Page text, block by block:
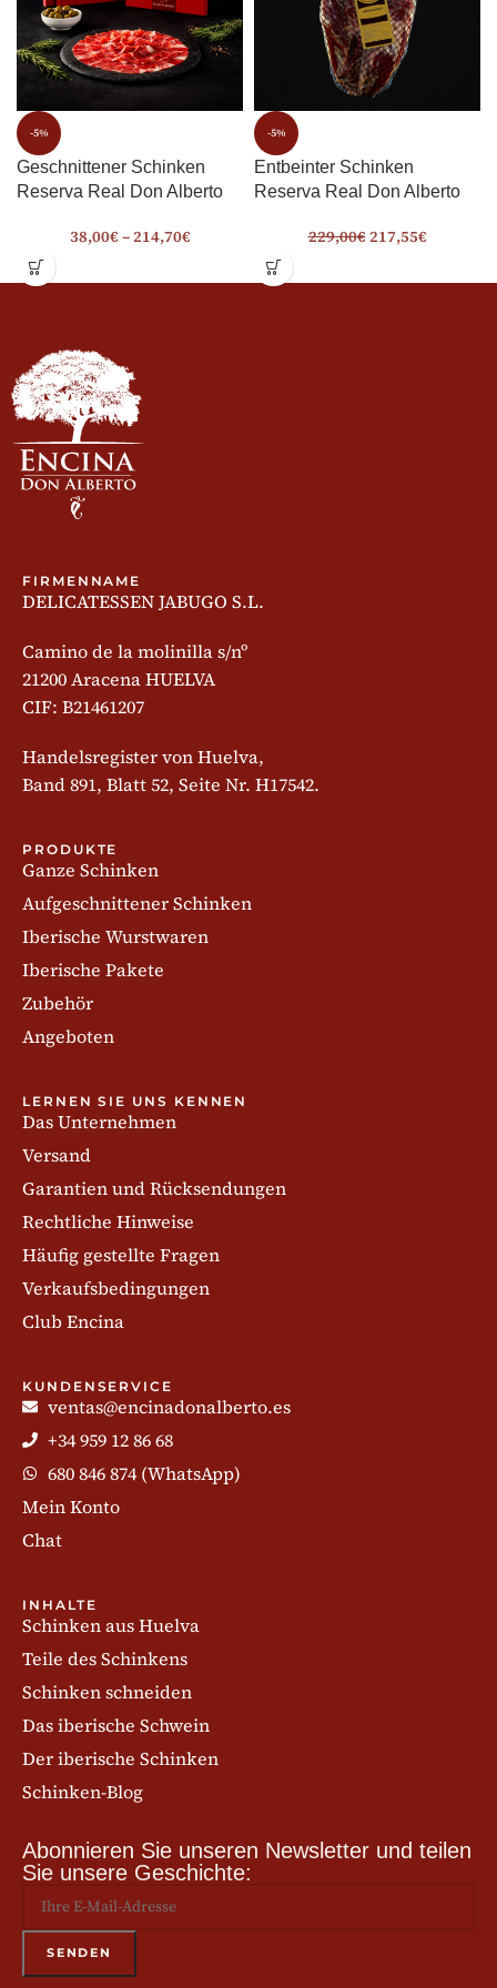
-5%
Geschnittener Schinken
Reserva Real Don Alberto
38,00€ –214,70€
-5%
Entbeinter Schinken
Reserva Real Don Alberto
229,00€217,55€
FIRMENNAME
DELICATESSEN JABUGO S.L.
Camino de la molinilla s/nº
21200 Aracena HUELVA
CIF: B21461207
Handelsregister von Huelva,
Band 891, Blatt 52, Seite Nr. H17542.
PRODUKTE
Ganze Schinken
Aufgeschnittener Schinken
Iberische Wurstwaren
Iberische Pakete
Zubehör
Angeboten
LERNEN SIE UNS KENNEN
Das Unternehmen
Versand
Garantien und Rücksendungen
Rechtliche Hinweise
Häufig gestellte Fragen
Verkaufsbedingungen
Club Encina
KUNDENSERVICE
ventas@encinadonalberto.es
+34 959 12 86 68
680 846 874 (WhatsApp)
Mein Konto
Chat
INHALTE
Schinken aus Huelva
Teile des Schinkens
Schinken schneiden
Das iberische Schwein
Der iberische Schinken
Schinken-Blog
Abonnieren Sie unseren Newsletter und teilen
Sie unsere Geschichte: